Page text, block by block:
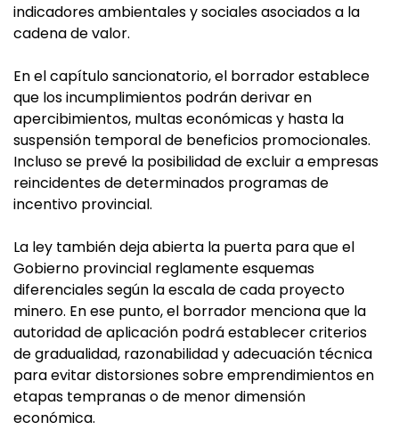
indicadores ambientales y sociales asociados a la
cadena de valor.
En el capítulo sancionatorio, el borrador establece
que los incumplimientos podrán derivar en
apercibimientos, multas económicas y hasta la
suspensión temporal de beneficios promocionales.
Incluso se prevé la posibilidad de excluir a empresas
reincidentes de determinados programas de
incentivo provincial.
La ley también deja abierta la puerta para que el
Gobierno provincial reglamente esquemas
diferenciales según la escala de cada proyecto
minero. En ese punto, el borrador menciona que la
autoridad de aplicación podrá establecer criterios
de gradualidad, razonabilidad y adecuación técnica
para evitar distorsiones sobre emprendimientos en
etapas tempranas o de menor dimensión
económica.